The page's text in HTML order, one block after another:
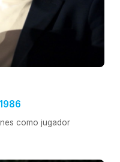
como jugador